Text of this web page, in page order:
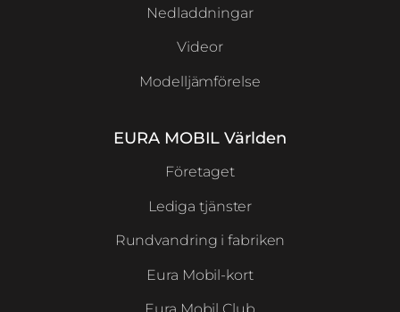
Nedladdningar
Videor
Modelljämförelse
EURA MOBIL Världen
Företaget
Lediga tjänster
Rundvandring i fabriken
Eura Mobil-kort